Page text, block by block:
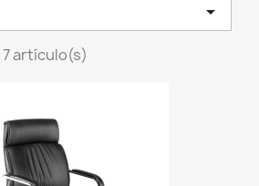

artículo(s)